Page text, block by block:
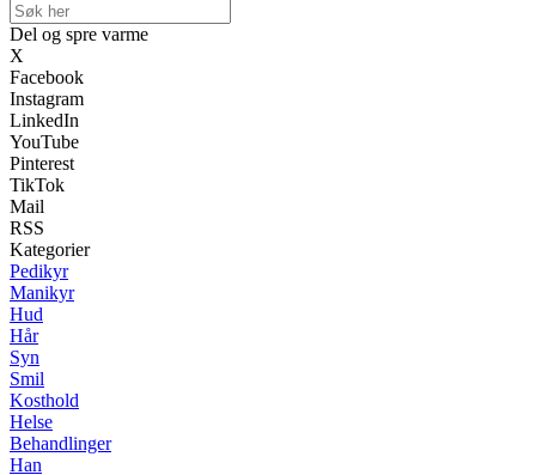
Del og spre varme
X
Facebook
Instagram
LinkedIn
YouTube
Pinterest
TikTok
Mail
RSS
Kategorier
Pedikyr
Manikyr
Hud
Hår
Syn
Smil
Kosthold
Helse
Behandlinger
Han